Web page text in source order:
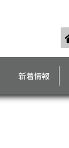
新着情報